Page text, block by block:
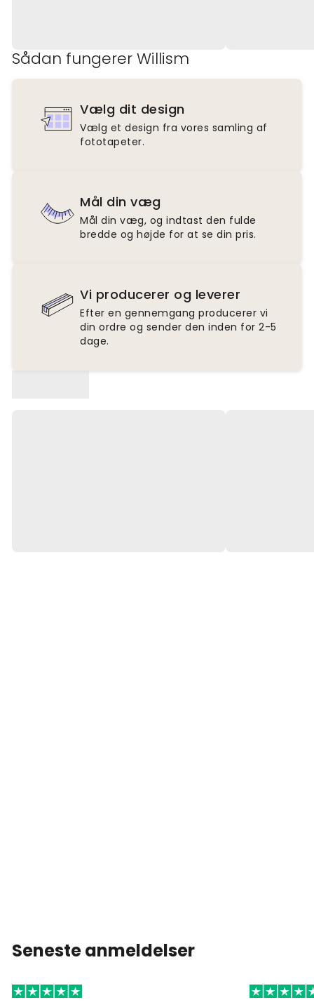
Sådan fungerer Willism
Vælg dit design
Vælg et design fra vores samling af
fototapeter.
Mål din væg
Mål din væg, og indtast den fulde
bredde og højde for at se din pris.
Vi producerer og leverer
Efter en gennemgang producerer vi
din ordre og sender den inden for 2-5
dage.
Seneste anmeldelser